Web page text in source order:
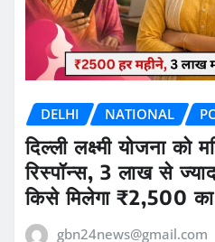
DELHI NATIONAL
दिल्ली लक्ष्मी योजना
रिस्पॉन्स, 3 लाख से
किसे मिलेगा ₹2,500
gbn24news@gmail.com